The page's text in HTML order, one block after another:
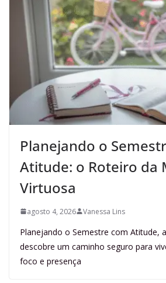
Planejando o
Atitude: o Roteiro da
Virtuosa
agosto 4, 2026 Vanessa Lins
Planejando o Semestre com Atitude,
descobre um caminho seguro para
foco e presença